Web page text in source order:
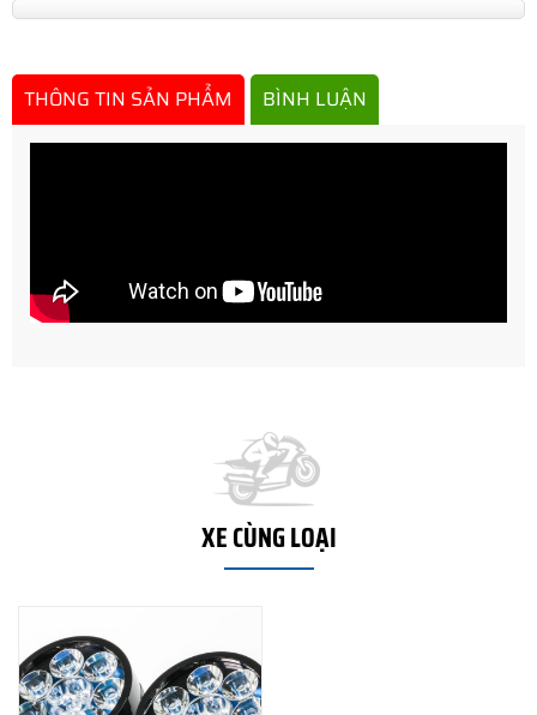
THÔNG TIN SẢN PHẨM BÌNH LUẬN
XE CÙNG LOẠI